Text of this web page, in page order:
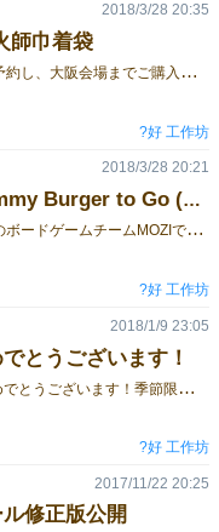
師巾着袋
猫の花火師をネットで予約し、大阪会場までご購入してくださった方には数限定の巾着袋を差し上げます。 大阪ゲームマーケットの予約フォーム ブース番号F15 ハロー工房 予約→Go! #CatTower #猫の花火師 #ゲムマ #ゲームマーケット #ボードゲーム #boardgame #ＡＺＡ
2018/3/28 20:35
?好 工作坊
【MOZI】Oh!Yummy Burger to Go (おいしいバーガー)
台湾から、日本へ出展のボードゲームチームMOZIです！ 今回MOZIの新製品は以下のフォトにご覧のようにであります、皆さんぜひMOZIのブースF15(ハロー工房)に来てで、ゲームを体験してください。
2018/3/28 20:21
?好 工作坊
とうございます！
2
018年戌（いぬ）年おめでとうございます！季節限定のLED提灯を開発しました！
2018/1/9 23:05
?好 工作坊
修正版公開
2017/11/22 20:25